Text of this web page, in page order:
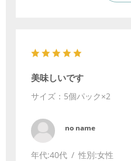
美味しいです
サイズ：5個パック×2
no name
年代:40代 性別:女性